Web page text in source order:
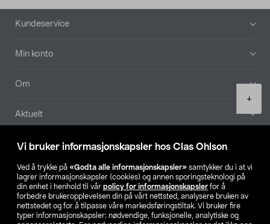
Vi bruker informasjonskapsler hos Clas Ohlson
Ved å trykke på «Godta alle informasjonskapsler» samtykker du i at vi
lagrer informasjonskapsler (cookies) og annen sporingsteknologi på
din enhet i henhold til vår policy for informasjonskapsler for å
forbedre brukeropplevelsen din på vårt nettsted, analysere bruken av
nettstedet og for å tilpasse våre markedsføringstiltak. Vi bruker fire
typer informasjonskapsler: nødvendige, funksjonelle, analytiske og
+
Bunntekst
Kundeservice
Min konto
Om
Aktuelt
Våre selskaper
Finn din butikk
SE NO FI